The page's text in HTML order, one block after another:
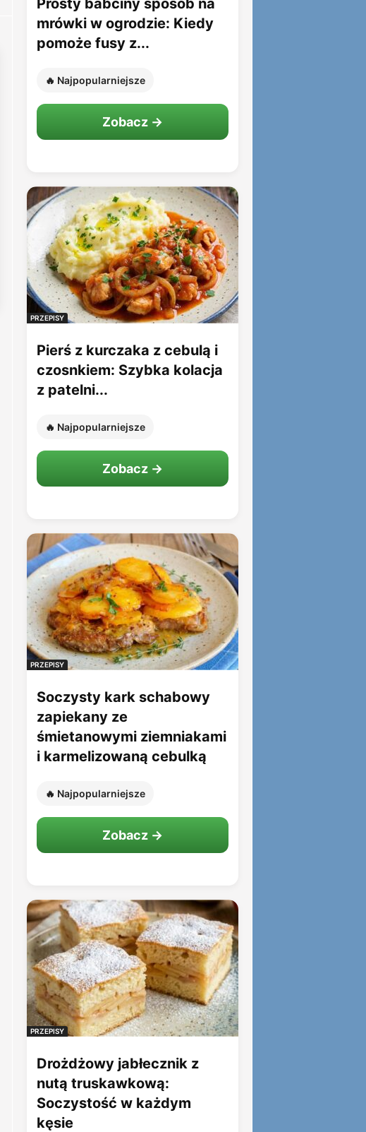
Prosty babciny sposób na
mrówki w ogrodzie: Kiedy
pomoże fusy z...
🔥 Najpopularniejsze
Zobacz →
PRZEPISY
Pierś z kurczaka z cebulą i
czosnkiem: Szybka kolacja
z patelni...
🔥 Najpopularniejsze
Zobacz →
PRZEPISY
Soczysty kark schabowy
zapiekany ze
śmietanowymi ziemniakami
i karmelizowaną cebulką
🔥 Najpopularniejsze
Zobacz →
PRZEPISY
Drożdżowy jabłecznik z
nutą truskawkową:
Soczystość w każdym
kęsie